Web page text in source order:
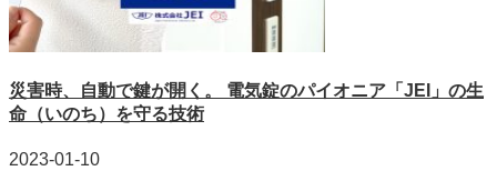
災害時、自動で鍵が開く。 電気錠のパイオニア「JEI」の生
命（いのち）を守る技術
2023-01-10